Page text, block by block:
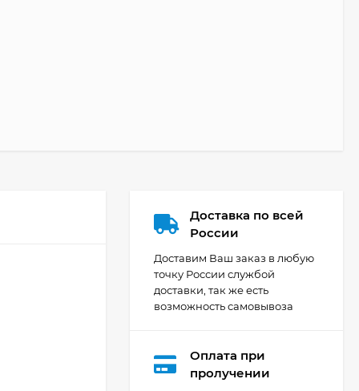
Доставка по всей
России
Доставим Ваш заказ в любую
точку России службой
доставки, так же есть
возможность самовывоза
Оплата при
пролучении
Кухня Мишель -
длина 4,2 м